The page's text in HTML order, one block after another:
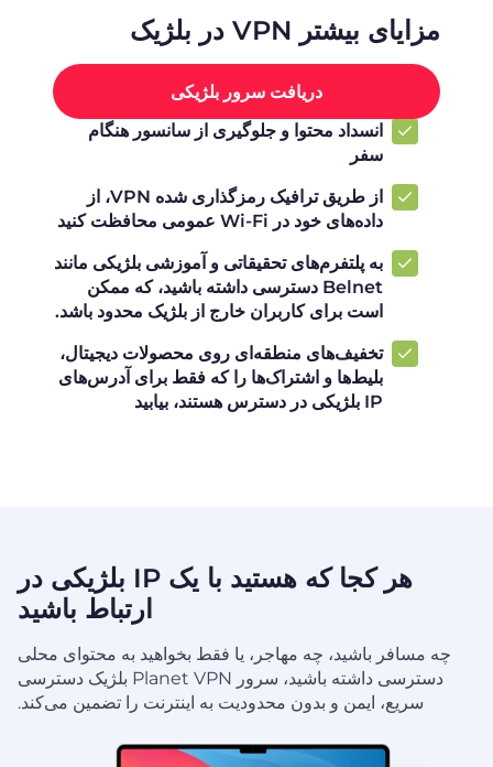
مزایای بیشتر VPN در بلژیک
دریافت سرور بلژیکی
انسداد محتوا و جلوگیری از سانسور هنگام
سفر
از طریق ترافیک رمزگذاری شده VPN، از
داده‌های خود در Wi-Fi عمومی محافظت کنید
به پلتفرم‌های تحقیقاتی و آموزشی بلژیکی مانند
Belnet دسترسی داشته باشید، که ممکن
است برای کاربران خارج از بلژیک محدود باشد.
تخفیف‌های منطقه‌ای روی محصولات دیجیتال،
بلیط‌ها و اشتراک‌ها را که فقط برای آدرس‌های
IP بلژیکی در دسترس هستند، بیابید
هر کجا که هستید با یک IP بلژیکی در
ارتباط باشید
چه مسافر باشید، چه مهاجر، یا فقط بخواهید به محتوای محلی
دسترسی داشته باشید، سرور Planet VPN بلژیک دسترسی
سریع، ایمن و بدون محدودیت به اینترنت را تضمین می‌کند.